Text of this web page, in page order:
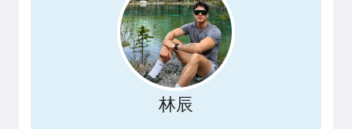
林辰